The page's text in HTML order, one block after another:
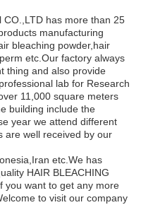
CO.,LTD has more than 25
manufacturing
bleaching powder,hair
etc.Our factory always
thing and also provide
lab for Research
11,000 square meters
building include the
year we attend different
are well received by our
etc.We has
HAIR BLEACHING
you want to get any more
to visit our company